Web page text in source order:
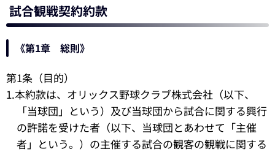
試合観戦契約約款
《第1章 総則》
第1条（目的）
1.本約款は、オリックス野球クラブ株式会社（以下、
「当球団」という）及び当球団から試合に関する興行
の許諾を受けた者（以下、当球団とあわせて「主催
者」という。）の主催する試合の観客の観戦に関する